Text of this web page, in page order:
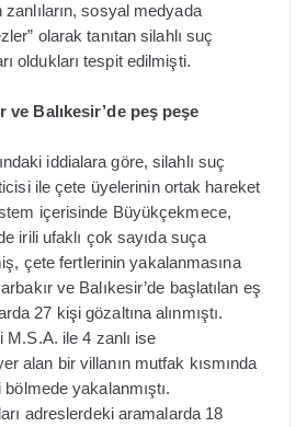
sosyal medyada
olarak tanıtan silahlı suç
oldukları tespit edilmişti.
ve Balıkesir’de peş peşe
iddialara göre, silahlı suç
ile çete üyelerinin ortak hareket
içerisinde Büyükçekmece,
irili ufaklı çok sayıda suça
çete fertlerinin yakalanmasına
ve Balıkesir’de başlatılan eş
27 kişi gözaltına alınmıştı.
M.S.A. ile 4 zanlı ise
alan bir villanın mutfak kısmında
yakalanmıştı.
adreslerdeki aramalarda 18